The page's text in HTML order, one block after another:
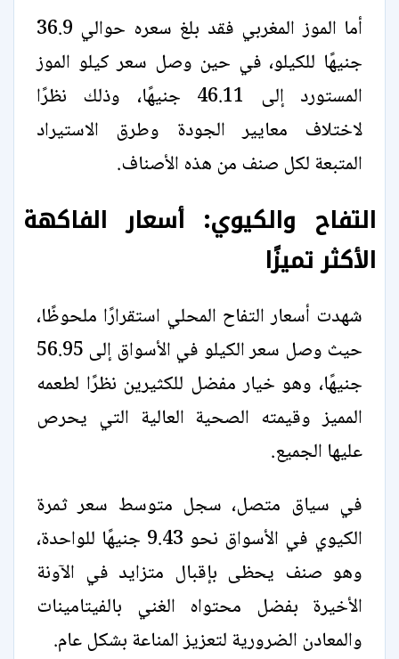
أما الموز المغربي فقد بلغ سعره حوالي 36.9
جنيهًا للكيلو، في حين وصل سعر كيلو الموز
المستورد إلى 46.11 جنيهًا، وذلك نظرًا
لاختلاف معايير الجودة وطرق الاستيراد
المتبعة لكل صنف من هذه الأصناف.
التفاح والكيوي: أسعار الفاكهة
الأكثر تميزًا
شهدت أسعار التفاح المحلي استقرارًا ملحوظًا،
حيث وصل سعر الكيلو في الأسواق إلى 56.95
جنيهًا، وهو خيار مفضل للكثيرين نظرًا لطعمه
المميز وقيمته الصحية العالية التي يحرص
عليها الجميع.
في سياق متصل، سجل متوسط سعر ثمرة
الكيوي في الأسواق نحو 9.43 جنيهًا للواحدة،
وهو صنف يحظى بإقبال متزايد في الآونة
الأخيرة بفضل محتواه الغني بالفيتامينات
والمعادن الضرورية لتعزيز المناعة بشكل عام.